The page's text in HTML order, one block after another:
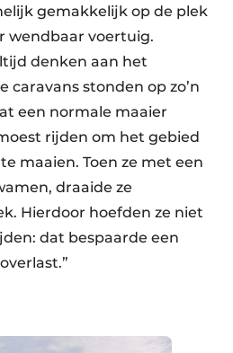
gemakkelijk op de plek
wendbaar voertuig.
denken aan het
caravans stonden op zo’n
een normale maaier
rijden om het gebied
maaien. Toen ze met een
draaide ze
Hierdoor hoefden ze niet
dat bespaarde een